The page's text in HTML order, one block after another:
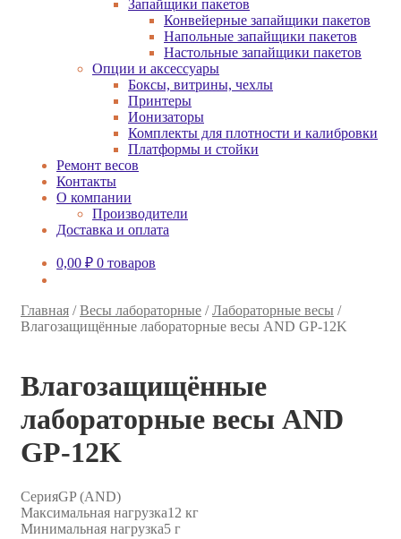
Запайщики пакетов
Конвейерные запайщики пакетов
Напольные запайщики пакетов
Настольные запайщики пакетов
Опции и аксессуары
Боксы, витрины, чехлы
Принтеры
Ионизаторы
Комплекты для плотности и калибровки
Платформы и стойки
Ремонт весов
Контакты
О компании
Производители
Доставка и оплата
0,00 ₽ 0 товаров
Главная /Весы лабораторные /Лабораторные весы /
Влагозащищённые лабораторные весы AND GP-12K
Влагозащищённые
лабораторные весы AND
GP-12K
СерияGP (AND)
Максимальная нагрузка12 кг
Минимальная нагрузка5 г